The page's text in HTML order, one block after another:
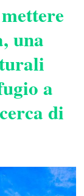
una
a
di